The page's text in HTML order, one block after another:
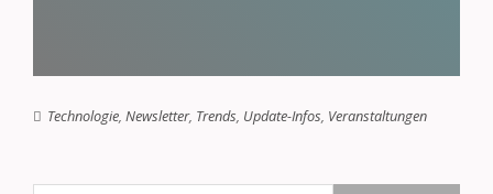
Technologie, Newsletter, Trends, Update-Infos, Veranstaltungen